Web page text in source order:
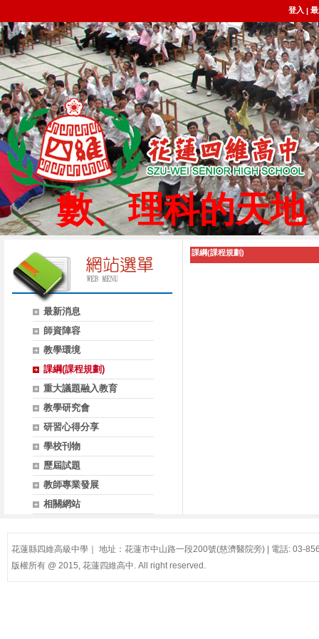
登入 |
數、理科的天地
最新消息
師資陣容
教學環境
課綱(課程規劃)
重大議題融入教育
教學研究會
研習心得分享
學校刊物
歷屆試題
教師專業發展
相關網站
課綱(課程規劃)
花蓮縣四維高級中學｜ 地址：花蓮市中山路一段200號(慈濟醫院旁) | 電話: 03-
版權所有 @ 2015, 花蓮四維高中. All right reserved.